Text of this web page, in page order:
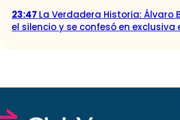
23:47 La Verdadera Historia: Álvaro
el silencio y se confesó en exclusiva